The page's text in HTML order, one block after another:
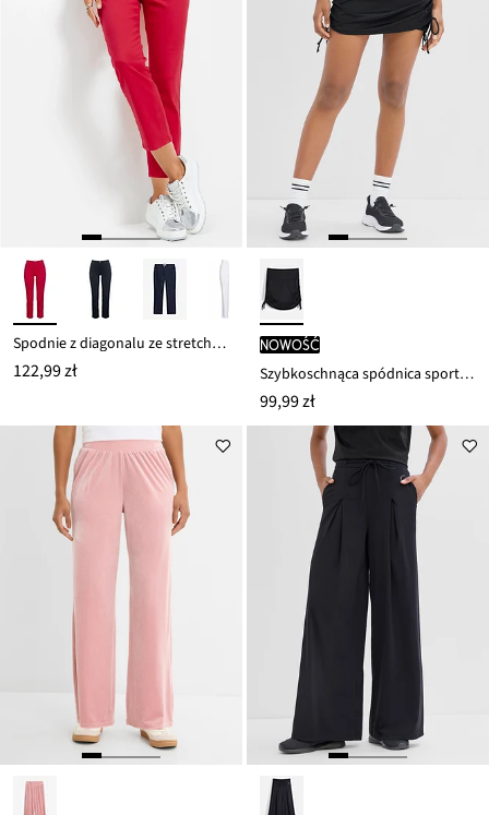
Spodnie z diagonalu ze stretchem 7/8
122,99 zł
nowość
Szybkoschnąca spódnica sportowa z wszytymi spodenkami
99,99 zł